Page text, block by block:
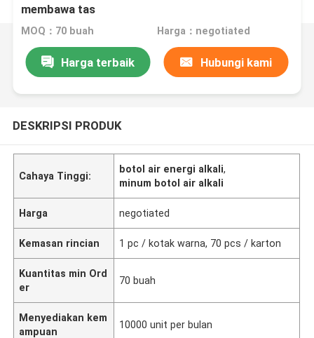
membawa tas
MOQ：70 buah Harga：negotiated
Harga terbaik Hubungi kami
DESKRIPSI PRODUK
Cahaya Tinggi:
botol air energi alkali,
minum botol air alkali
Harga negotiated
Kemasan rincian 1 pc / kotak warna, 70 pcs / karton
Kuantitas min Ord
er
70 buah
Menyediakan kem
ampuan
10000 unit per bulan